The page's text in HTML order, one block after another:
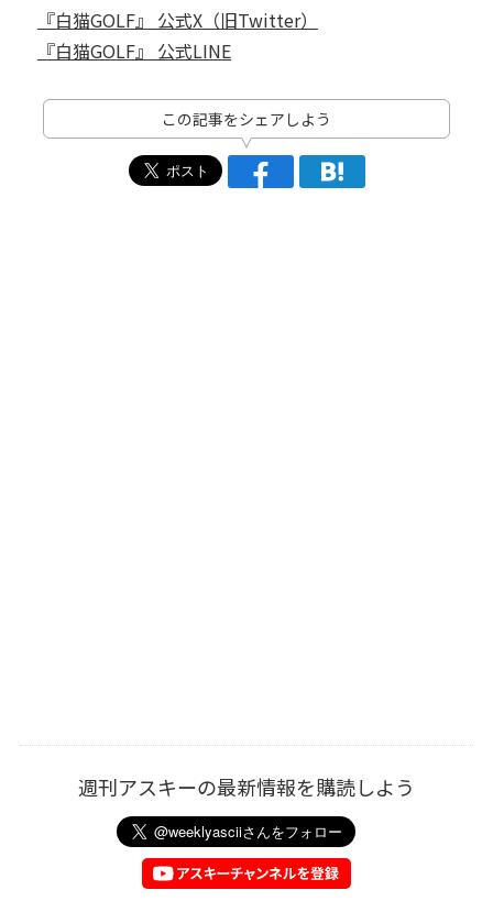
『白猫GOLF』 公式X（旧Twitter）
『白猫GOLF』 公式LINE
この記事をシェアしよう
週刊アスキーの最新情報を購読しよう